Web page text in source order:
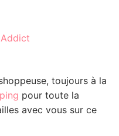
toujours à la
pour toute la
avec vous sur ce